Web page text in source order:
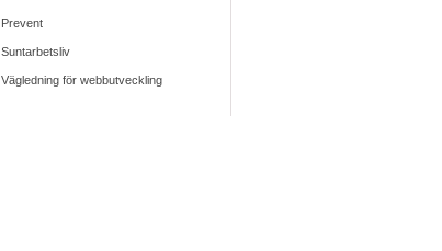
Prevent
Suntarbetsliv
Vägledning för webbutveckling